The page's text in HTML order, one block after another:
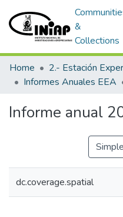
&
Collections
Home
Informes Anuales EEA
Informe anual
dc.coverage.spatial